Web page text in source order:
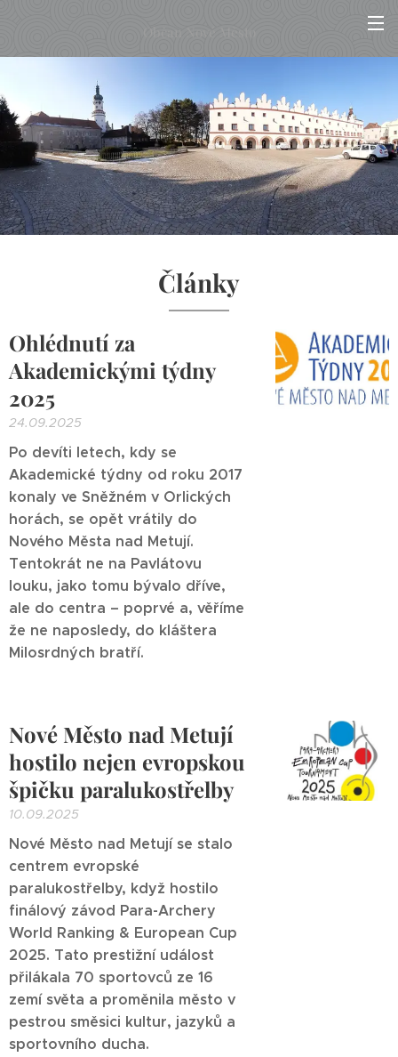
Články
Ohlédnutí za
Akademickými týdny
2025
24.09.2025
Po devíti letech, kdy se
Akademické týdny od roku 2017
konaly ve Sněžném v Orlických
horách, se opět vrátily do
Nového Města nad Metují.
Tentokrát ne na Pavlátovu
louku, jako tomu bývalo dříve,
ale do centra – poprvé a, věříme
že ne naposledy, do kláštera
Milosrdných bratří.
Nové Město nad Metují
hostilo nejen evropskou
špičku paralukostřelby
10.09.2025
Nové Město nad Metují se stalo
centrem evropské
paralukostřelby, když hostilo
finálový závod Para-Archery
World Ranking & European Cup
2025. Tato prestižní událost
přilákala 70 sportovců ze 16
zemí světa a proměnila město v
pestrou směsici kultur, jazyků a
sportovního ducha.